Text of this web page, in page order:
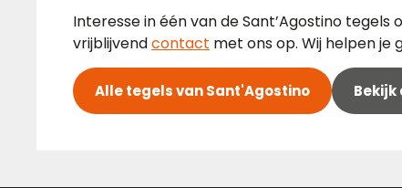
Interesse in één van de Sant’Agostino
vrijblijvendcontact met ons op. Wij helpen je
Alle tegels van Sant'Agostino Bekijk